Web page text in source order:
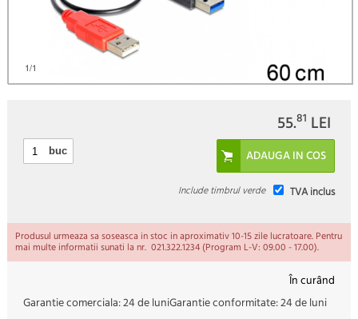
1/1
55.81 LEI
buc
TVA inclus
Include timbrul verde
Produsul urmeaza sa soseasca in stoc in aproximativ 10-15 zile lucratoare. Pentru
mai multe informatii sunati la nr. 021.322.1234 (Program L-V: 09.00 - 17.00).
În curând
Garantie comerciala:24 de luniGarantie conformitate:24 de luni